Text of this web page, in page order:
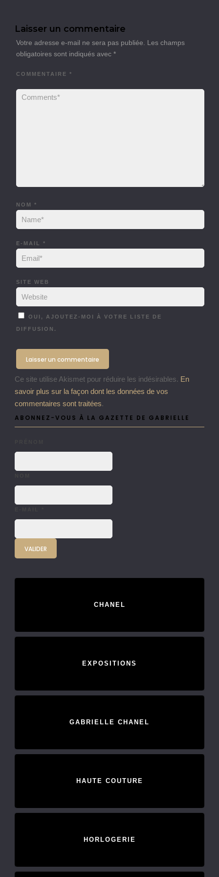
Laisser un commentaire
Votre adresse e-mail ne sera pas publiée.
Les champs
obligatoires sont indiqués avec *
COMMENTAIRE *
NOM *
E-MAIL *
SITE WEB
OUI, AJOUTEZ-MOI À VOTRE LISTE DE
DIFFUSION.
Ce site utilise Akismet pour réduire les indésirables. En
savoir plus sur la façon dont les données de vos
commentaires sont traitées.
ABONNEZ-VOUS À LA GAZETTE DE GABRIELLE
CHANEL
EXPOSITIONS
GABRIELLE CHANEL
HAUTE COUTURE
HORLOGERIE